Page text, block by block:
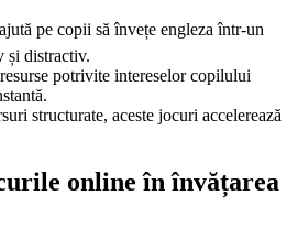
pe copii să învețe engleza într-un
și distractiv.
potrivite intereselor copilului
structurate, aceste jocuri accelerează
online în învățarea